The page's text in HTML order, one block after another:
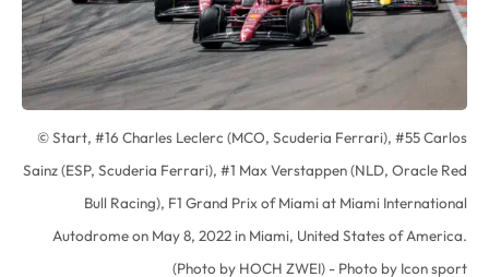
© Start, #16 Charles Leclerc (MCO, Scuderia Ferrari), #55 Carlos
Sainz (ESP, Scuderia Ferrari), #1 Max Verstappen (NLD, Oracle Red
Bull Racing), F1 Grand Prix of Miami at Miami International
Autodrome on May 8, 2022 in Miami, United States of America.
(Photo by HOCH ZWEI) - Photo by Icon sport